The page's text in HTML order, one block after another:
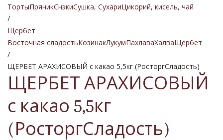
ТортыПряникСнэкиСушка, СухариЦикорий, кисель, чай
/
Щербет
Восточная сладостьКозинакЛукумПахлаваХалваЩербет
/
ЩЕРБЕТ АРАХИСОВЫЙ с какао 5,5кг (РосторгСладость)
ЩЕРБЕТ АРАХИСОВЫЙ
с какао 5,5кг
(РосторгСладость)